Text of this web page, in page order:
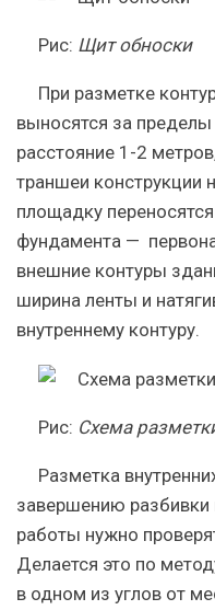
Рис: Щит обноски
При разметке
выносятся за
расстояние 1-2
траншеи конструкции
площадку
фундамента —
внешние контуры
ширина ленты и
внутреннему контуру.
Рис: Схема
Разметка
завершению
работы нужно
Делается это по
в одном из углов от